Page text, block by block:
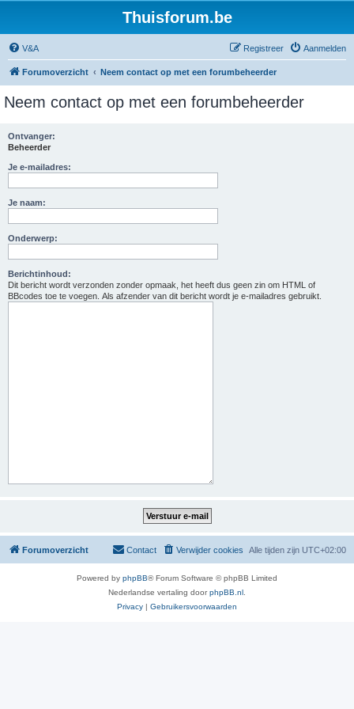
Thuisforum.be
V&A Aanmelden
Registreer
Forumoverzicht Neem contact op met een forumbeheerder
Neem contact op met een forumbeheerder
Ontvanger:
Beheerder
Je e-mailadres:
Je naam:
Onderwerp:
Berichtinhoud:
Dit bericht wordt verzonden zonder opmaak, het heeft dus geen zin om HTML of
BBcodes toe te voegen. Als afzender van dit bericht wordt je e-mailadres gebruikt.
Forumoverzicht Alle tijden zijn UTC+02:00
Verwijder cookies
Contact
Powered by phpBB® Forum Software © phpBB Limited
Nederlandse vertaling doorphpBB.nl
Privacy | Gebruikersvoorwaarden